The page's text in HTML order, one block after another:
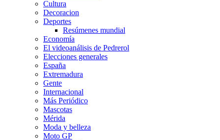
Cultura
Decoracion
Deportes
Resúmenes mundial
Economía
El videoanálisis de Pedrerol
Elecciones generales
España
Extremadura
Gente
Internacional
Más Periódico
Mascotas
Mérida
Moda y belleza
Moto GP